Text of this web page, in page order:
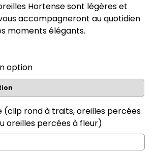
Hortense sont légères et
accompagneront au quotidien
moments élégants.
option
(clip rond à traits, oreilles percées
oreilles percées à fleur)